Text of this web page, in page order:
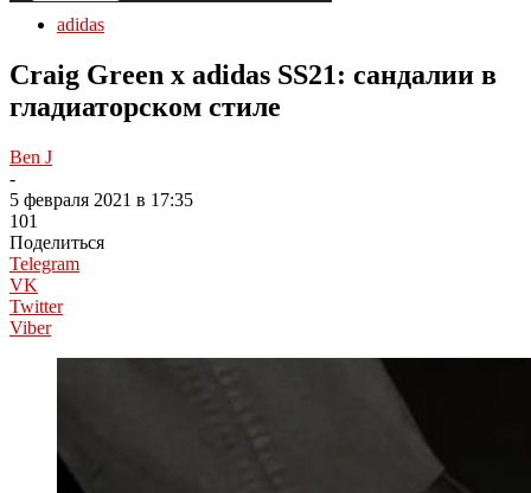
adidas
Craig Green x adidas SS21: сандалии в
гладиаторском стиле
Ben J
-
5 февраля 2021 в 17:35
101
Поделиться
Telegram
VK
Twitter
Viber